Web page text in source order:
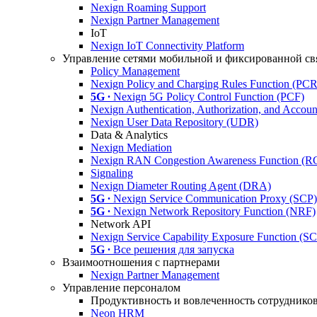
Nexign Roaming Support
Nexign Partner Management
IoT
Nexign IoT Connectivity Platform
Управление сетями мобильной и фиксированной
Policy Management
Nexign Policy and Charging Rules Function
5G ∙ Nexign 5G Policy Control Function (PCF)
Nexign Authentication, Authorization, and
Nexign User Data Repository (UDR)
Data & Analytics
Nexign Mediation
Nexign RAN Congestion Awareness Function
Signaling
Nexign Diameter Routing Agent (DRA)
5G ∙ Nexign Service Communication Proxy (SCP)
5G ∙ Nexign Network Repository Function (NRF)
Network API
Nexign Service Capability Exposure Function
5G ∙ Все решения для запуска
Взаимоотношения с партнерами
Nexign Partner Management
Управление персоналом
Продуктивность и вовлеченность сотрудников
Neon HRM